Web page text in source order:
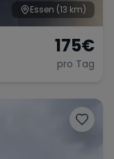
Essen (13 km)
175€
pro Tag